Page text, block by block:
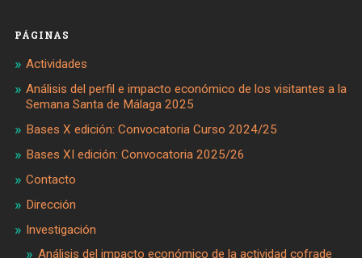
PÁGINAS
Actividades
Análisis del perfil e impacto económico de los visitantes a la
Semana Santa de Málaga 2025
Bases X edición: Convocatoria Curso 2024/25
Bases XI edición: Convocatoria 2025/26
Contacto
Dirección
Investigación
Análisis del impacto económico de la actividad cofrade